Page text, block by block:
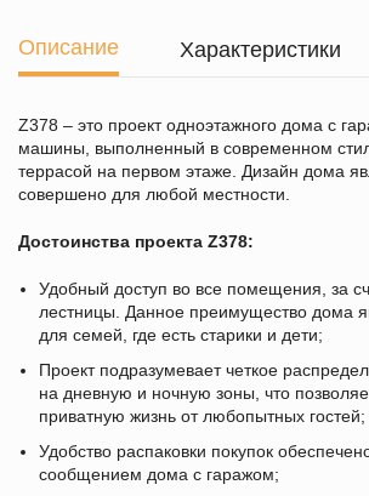
Описание Характеристики
Z378 – это проект одноэтажного дома с
машины, выполненный в современном
террасой на первом этаже. Дизайн дома
совершено для любой местности.
Достоинства проекта Z378:
Удобный доступ во все помещения, за
лестницы. Данное преимущество дома
для семей, где есть старики и дети;
Проект подразумевает четкое
на дневную и ночную зоны, что
приватную жизнь от любопытных гостей;
Удобство распаковки покупок
сообщением дома с гаражом;